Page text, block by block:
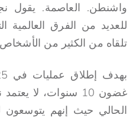
واشنطن. العاصمة. يقول
للعديد من الفرق العالمية
تلقاه من الكثير من
غضون 10 سنوات، لا
الحالي حيث إنهم